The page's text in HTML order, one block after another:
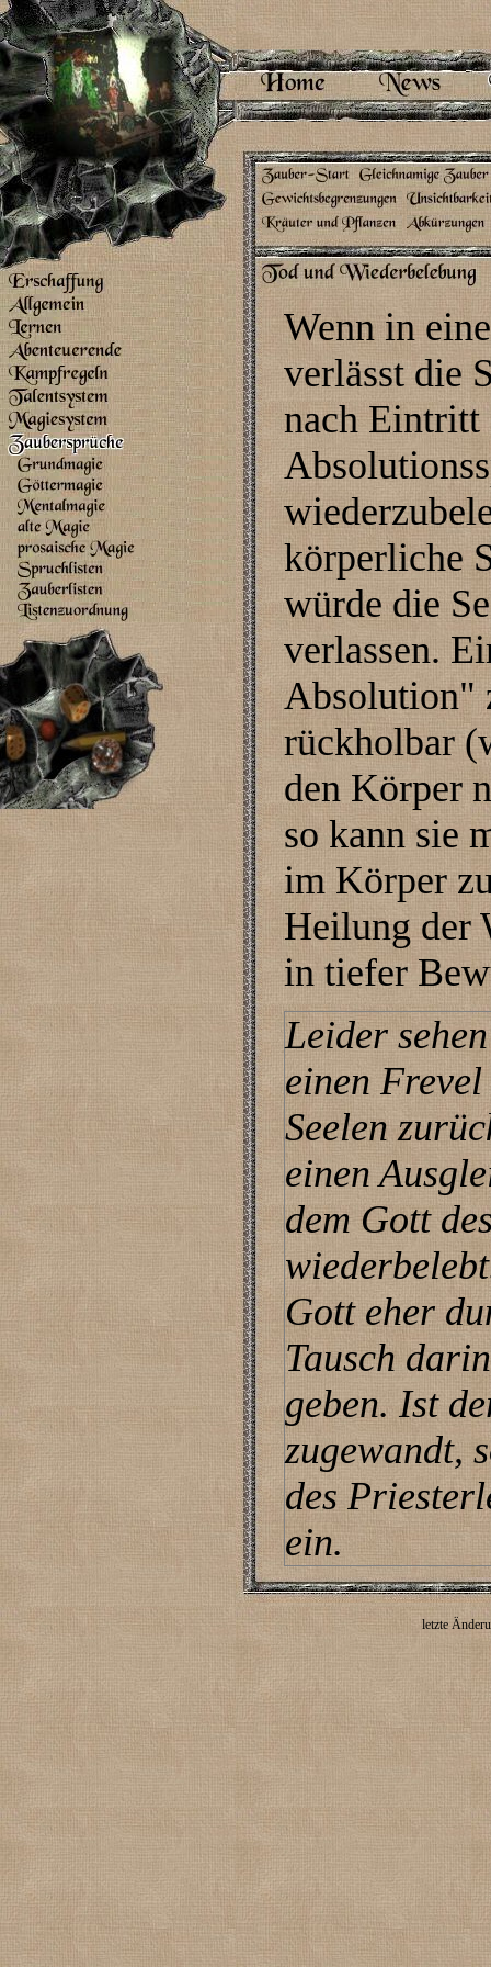
Wenn in
verlässt die
nach Eintritt
körperliche
würde die
verlassen.
Absolution"
rückholbar
den Körper
so kann sie
im Körper
Heilung der
in tiefer
Leider
einen
Seelen
einen
dem Gott
Gott eher
Tausch
geben. Ist
zugewandt,
des
ein.
letzte